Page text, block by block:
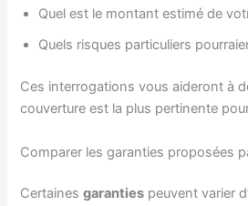
Quel est le montant estimé de
Quels risques particuliers
Ces interrogations vous aideront à
couverture est la plus pertinente
Comparer les garanties proposées
Certainesgaranties peuvent varier